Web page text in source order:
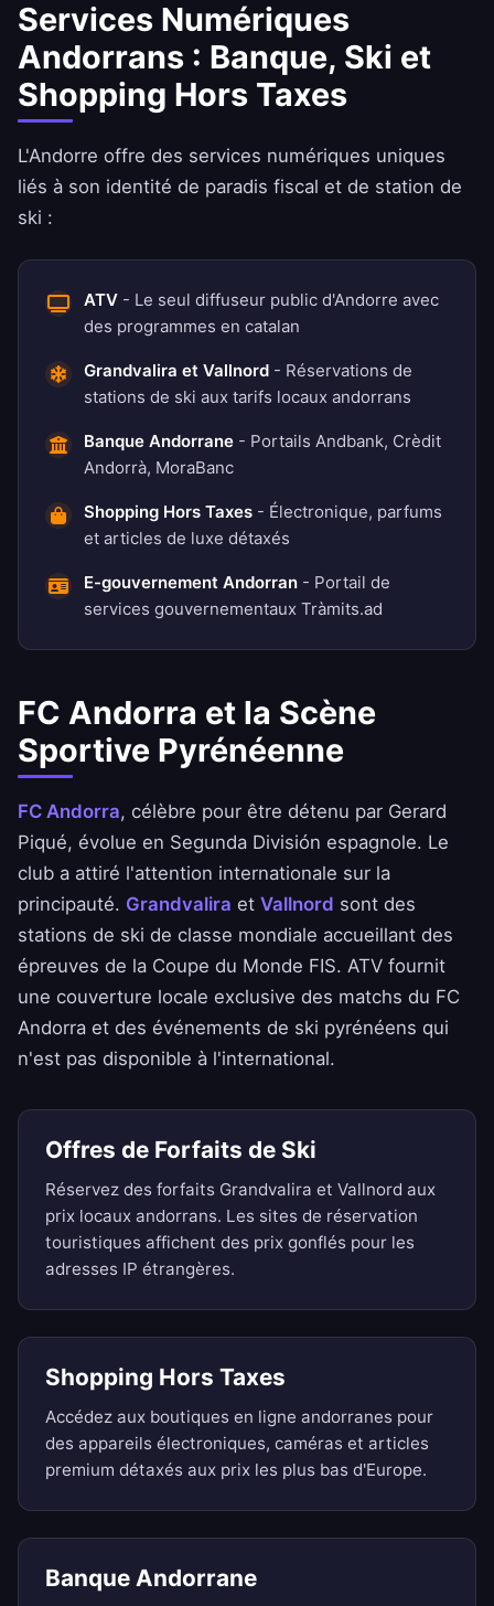
Services Numériques
Andorrans : Banque, Ski et
Shopping Hors Taxes
L'Andorre offre des services numériques uniques
liés à son identité de paradis fiscal et de station de
ski :
ATV - Le seul diffuseur public d'Andorre avec
des programmes en catalan
Grandvalira et Vallnord - Réservations de
stations de ski aux tarifs locaux andorrans
Banque Andorrane - Portails Andbank, Crèdit
Andorrà, MoraBanc
Shopping Hors Taxes - Électronique, parfums
et articles de luxe détaxés
E-gouvernement Andorran - Portail de
services gouvernementaux Tràmits.ad
FC Andorra et la Scène
Sportive Pyrénéenne
FC Andorra, célèbre pour être détenu par Gerard
Piqué, évolue en Segunda División espagnole. Le
club a attiré l'attention internationale sur la
principauté. Grandvalira et Vallnord sont des
stations de ski de classe mondiale accueillant des
épreuves de la Coupe du Monde FIS. ATV fournit
une couverture locale exclusive des matchs du FC
Andorra et des événements de ski pyrénéens qui
n'est pas disponible à l'international.
Offres de Forfaits de Ski
Réservez des forfaits Grandvalira et Vallnord aux
prix locaux andorrans. Les sites de réservation
touristiques affichent des prix gonflés pour les
adresses IP étrangères.
Shopping Hors Taxes
Accédez aux boutiques en ligne andorranes pour
des appareils électroniques, caméras et articles
premium détaxés aux prix les plus bas d'Europe.
Banque Andorrane